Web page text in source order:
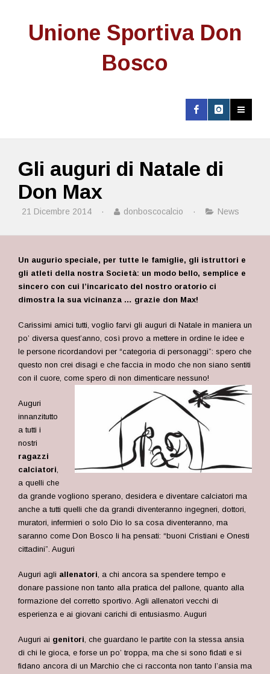
Unione Sportiva Don
Bosco
Gli auguri di Natale di
Don Max
21 Dicembre 2014 · donboscocalcio · News
Un augurio speciale, per tutte le famiglie, gli istruttori e
gli atleti della nostra Società: un modo bello, semplice e
sincero con cui l’incaricato del nostro oratorio ci
dimostra la sua vicinanza … grazie don Max!
Carissimi amici tutti, voglio farvi gli auguri di Natale in maniera un
po’ diversa quest’anno, così provo a mettere in ordine le idee e
le persone ricordandovi per “categoria di personaggi”: spero che
questo non crei disagi e che faccia in modo che non siano sentiti
con il cuore, come spero di non dimenticare nessuno!
Auguri
innanzitutto
a tutti i
nostri
ragazzi
calciatori,
a quelli che
da grande vogliono sperano, desidera e diventare calciatori ma
anche a tutti quelli che da grandi diventeranno ingegneri, dottori,
muratori, infermieri o solo Dio lo sa cosa diventeranno, ma
saranno come Don Bosco li ha pensati: “buoni Cristiani e Onesti
cittadini”. Auguri
Auguri agli allenatori, a chi ancora sa spendere tempo e
donare passione non tanto alla pratica del pallone, quanto alla
formazione del corretto sportivo. Agli allenatori vecchi di
esperienza e ai giovani carichi di entusiasmo. Auguri
Auguri ai genitori, che guardano le partite con la stessa ansia
di chi le gioca, e forse un po’ troppa, ma che si sono fidati e si
fidano ancora di un Marchio che ci racconta non tanto l’ansia ma